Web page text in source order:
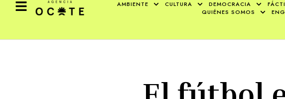
AMBIENTE CULTURA DEMOCRACIA
QUIÉNES SOMOS